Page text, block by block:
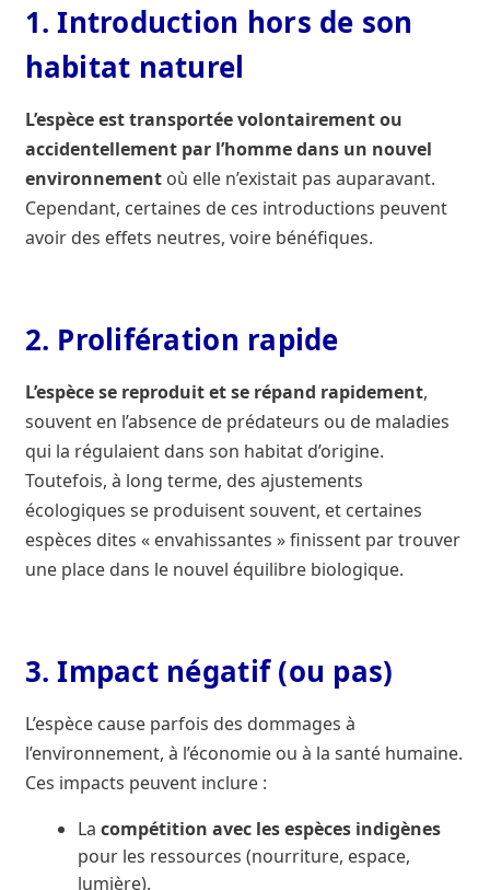
1. Introduction hors de son
habitat naturel
L’espèce est transportée volontairement ou
accidentellement par l’homme dans un nouvel
environnementoù elle n’existait pas auparavant.
Cependant, certaines de ces introductions peuvent
avoir des effets neutres, voire bénéfiques.
2. Prolifération rapide
L’espèce se reproduit et se répand rapidement,
souvent en l’absence de prédateurs ou de maladies
qui la régulaient dans son habitat d’origine.
Toutefois, à long terme, des ajustements
écologiques se produisent souvent, et certaines
espèces dites « envahissantes » finissent par trouver
une place dans le nouvel équilibre biologique.
3. Impact négatif (ou pas)
L’espèce cause parfois des dommages à
l’environnement, à l’économie ou à la santé humaine.
Ces impacts peuvent inclure :
La compétition avec les espèces indigènes
pour les ressources (nourriture, espace,
lumière).